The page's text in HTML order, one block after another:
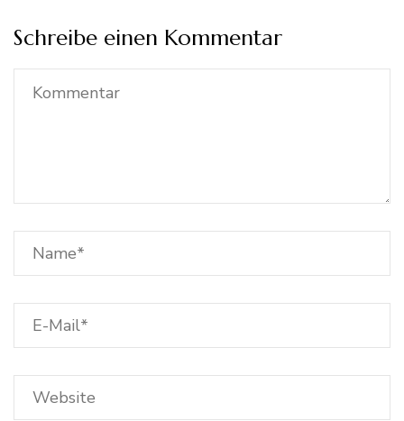
Schreibe einen Kommentar